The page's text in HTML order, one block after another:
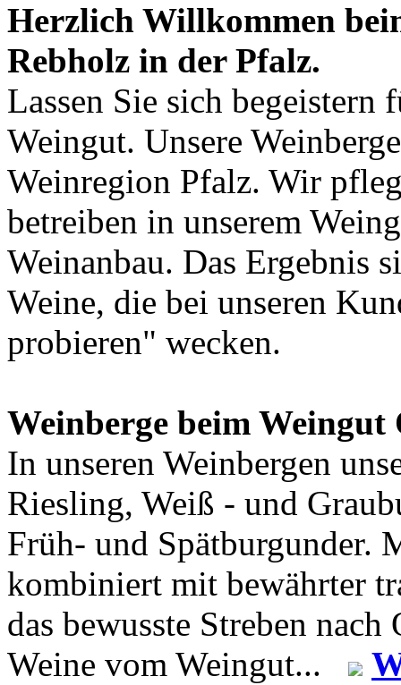
Herzlich Willkommen
Rebholz in der Pfalz.
Lassen Sie sich begeistern
Weingut. Unsere
Weinregion Pfalz. Wir
betreiben in unserem
Weinanbau. Das Ergebnis
Weine, die bei unseren
probieren" wecken.
Weinberge beim
In unseren Weinbergen
Riesling, Weiß - und
Früh- und Spätburgunder.
kombiniert mit bewährter
das bewusste Streben
Weine vom Weingut...